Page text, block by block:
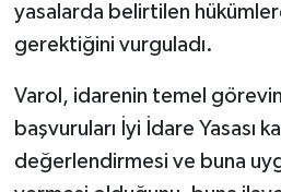
yasalarda belirtilen
gerektiğini vurguladı.
Varol, idarenin temel
başvuruları İyi İdare Yasası
değerlendirmesi ve buna